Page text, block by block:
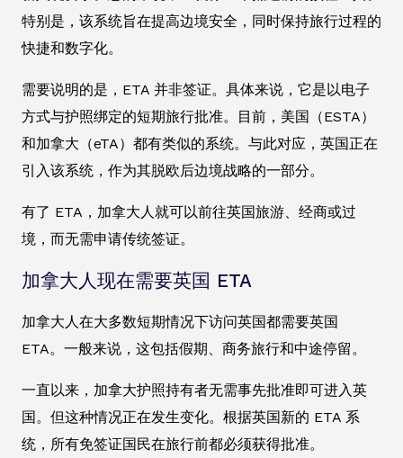
特别是，该系统旨在提高边境安全，同时保持旅行过程的
快捷和数字化。
需要说明的是，ETA 并非签证。具体来说，它是以电子
方式与护照绑定的短期旅行批准。目前，美国（ESTA）
和加拿大（eTA）都有类似的系统。与此对应，英国正在
引入该系统，作为其脱欧后边境战略的一部分。
有了 ETA，加拿大人就可以前往英国旅游、经商或过
境，而无需申请传统签证。
加拿大人现在需要英国 ETA
加拿大人在大多数短期情况下访问英国都需要英国
ETA。一般来说，这包括假期、商务旅行和中途停留。
一直以来，加拿大护照持有者无需事先批准即可进入英
国。但这种情况正在发生变化。根据英国新的 ETA 系
统，所有免签证国民在旅行前都必须获得批准。